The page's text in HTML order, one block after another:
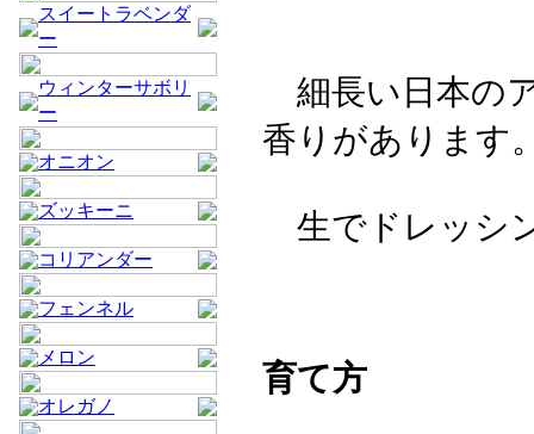
スイートラベンダ
ー
ウィンターサボリ
ー
オニオン
ズッキーニ
コリアンダー
フェンネル
メロン
オレガノ
細長い日本の
香りがあります
生でドレッシ
育て方